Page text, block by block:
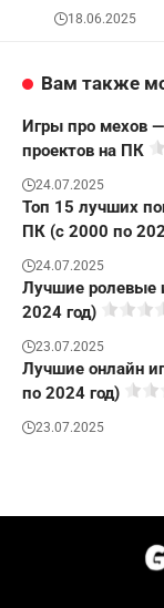
18.06.2025
Вам также
Игры про мехов
проектов на ПК
24.07.2025
Топ 15 лучших
ПК (с 2000 по
24.07.2025
Лучшие ролевые
2024 год)
23.07.2025
Лучшие онлайн
по 2024 год)
23.07.2025